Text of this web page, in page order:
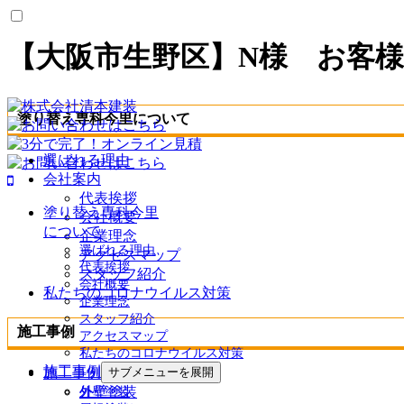
【大阪市生野区】N様 お客
塗り替え専科今里
について
選ばれる理由
代表挨拶
会社概要
企業理念
スタッフ紹介
アクセスマップ
私たちのコロナウイルス対策
施工事例 サブメニューを展開
外壁塗装
塗り替え専科今里について
選ばれる理由
会社案内
代表挨拶
会社概要
企業理念
アクセスマップ
スタッフ紹介
私たちのコロナウイルス対策
施工事例
施工事例一覧
外壁塗装